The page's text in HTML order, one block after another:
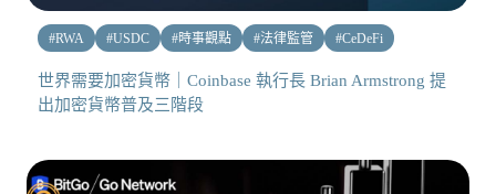
#RWA #USDC #時事觀點 #法律監管 #CeDeFi
世界需要加密貨幣｜Coinbase 執行長 Brian Armstrong 提
出加密貨幣普及三階段